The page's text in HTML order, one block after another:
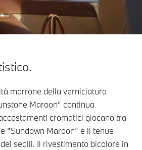
marrone della verniciatura
Maroon” continua
cromatici giocano tra
“Sundown Maroon” e il tenue
sedili. Il rivestimento bicolore in